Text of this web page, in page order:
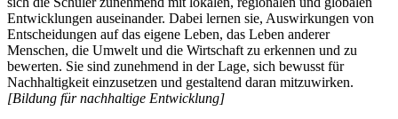
Entwicklungen auseinander. Dabei lernen sie, Auswirkungen von
Entscheidungen auf das eigene Leben, das Leben anderer
Menschen, die Umwelt und die Wirtschaft zu erkennen und zu
bewerten. Sie sind zunehmend in der Lage, sich bewusst für
Nachhaltigkeit einzusetzen und gestaltend daran mitzuwirken.
[Bildung für nachhaltige Entwicklung]